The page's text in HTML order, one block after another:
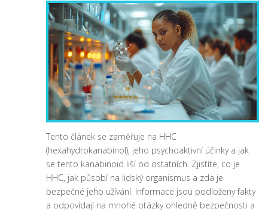
Tento článek se zaměřuje na HHC
(hexahydrokanabinol), jeho psychoaktivní účinky a jak
se tento kanabinoid liší od ostatních. Zjistíte, co je
HHC, jak působí na lidský organismus a zda je
bezpečné jeho užívání. Informace jsou podloženy fakty
a odpovídají na mnohé otázky ohledně bezpečnosti a